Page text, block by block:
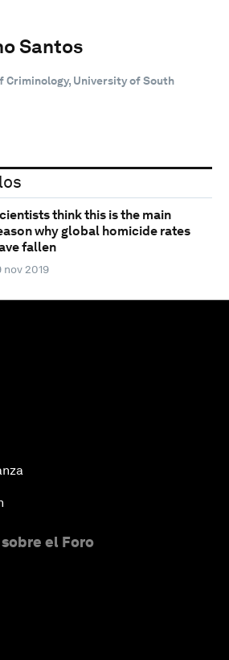
Santos
Criminology, University of South
think this is the main
why global homicide rates
fallen
nov 2019
el Foro